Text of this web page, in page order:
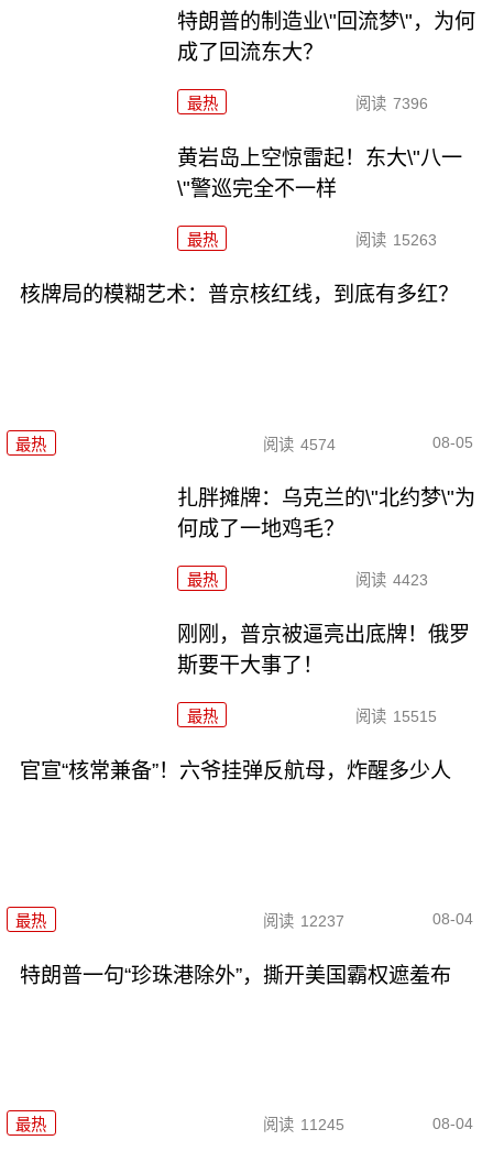
特朗普的制造业\"回流梦\"，为何
成了回流东大？
最热 阅读 7396
黄岩岛上空惊雷起！东大\"八一
\"警巡完全不一样
最热 阅读 15263
核牌局的模糊艺术：普京核红线，到底有多红？
最热 阅读 4574 08-05
扎胖摊牌：乌克兰的\"北约梦\"为
何成了一地鸡毛？
最热 阅读 4423
刚刚，普京被逼亮出底牌！俄罗
斯要干大事了！
最热 阅读 15515
官宣“核常兼备”！六爷挂弹反航母，炸醒多少人
最热 阅读 12237 08-04
特朗普一句“珍珠港除外”，撕开美国霸权遮羞布
最热 阅读 11245 08-04